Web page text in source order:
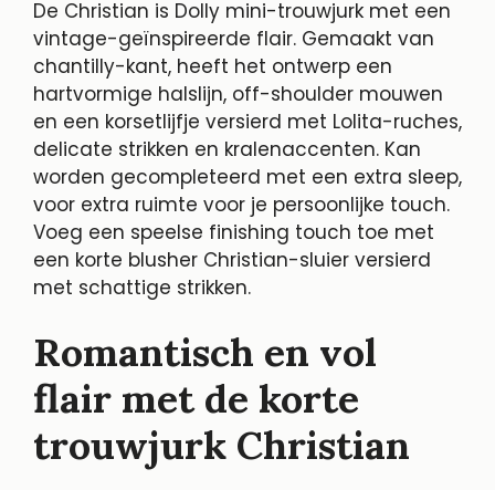
De Christian is Dolly mini-trouwjurk met een
vintage-geïnspireerde flair. Gemaakt van
chantilly-kant, heeft het ontwerp een
hartvormige halslijn, off-shoulder mouwen
en een korsetlijfje versierd met Lolita-ruches,
delicate strikken en kralenaccenten. Kan
worden gecompleteerd met een extra sleep,
voor extra ruimte voor je persoonlijke touch.
Voeg een speelse finishing touch toe met
een korte blusher Christian-sluier versierd
met schattige strikken.
Romantisch en vol
flair met de korte
trouwjurk Christian